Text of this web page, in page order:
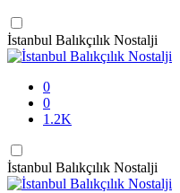
İstanbul Balıkçılık Nostalji
0
0
1.2K
İstanbul Balıkçılık Nostalji